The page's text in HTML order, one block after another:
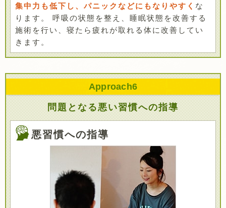
集中力も低下し、パニックなどにもなりやすく な
ります。 呼吸の状態を整え、睡眠状態を改善する
施術を行い、寝たら疲れが取れる体に改善してい
きます。
Approach6
問題となる悪い習慣への指導
悪習慣への指導